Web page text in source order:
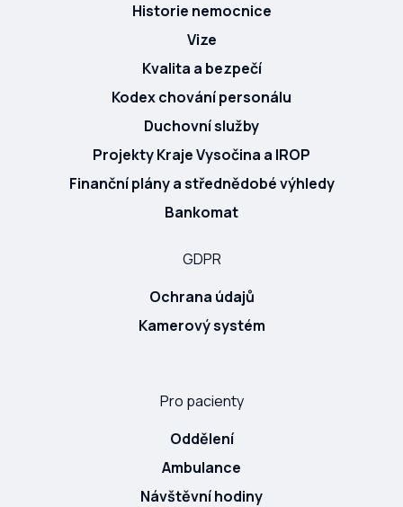
Historie nemocnice
Vize
Kvalita a bezpečí
Kodex chování personálu
Duchovní služby
Projekty Kraje Vysočina a IROP
Finanční plány a střednědobé výhledy
Bankomat
GDPR
Ochrana údajů
Kamerový systém
Pro pacienty
Oddělení
Ambulance
Návštěvní hodiny